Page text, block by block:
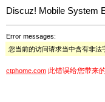
Discuz! Mobile System
Error messages:
您当前的访问请求当中含有非法
ctphome.com 此错误给您带来